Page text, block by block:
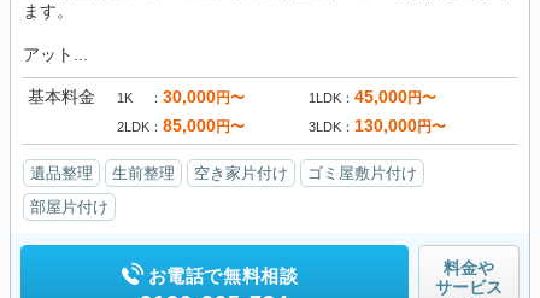
ます。
アット...
基本料金 1K 30,000円〜 1LDK 45,000円〜
2LDK 85,000円〜 3LDK 130,000円〜
遺品整理 生前整理 空き家片付け
ゴミ屋敷片付け
部屋片付け
お電話で無料相談
料金や
サービス